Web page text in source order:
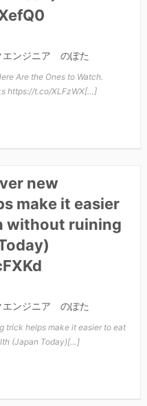
エンジニア のぽた
Are the Ones to Watch.
https://t.co/XLFzWX[…]
new
make it easier
without ruining
エンジニア のぽた
trick helps make it easier to eat
(Japan Today)[…]